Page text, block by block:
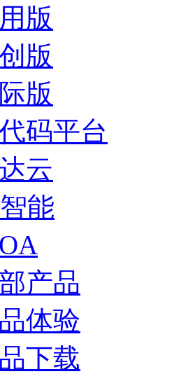
版
版
版
码平台
云
能
产品
体验
下载